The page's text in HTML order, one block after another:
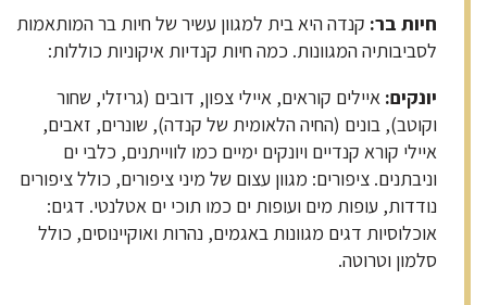
חיות בר: קנדה היא בית למגוון עשיר של חיות בר המותאמות
לסביבותיה המגוונות. כמה חיות קנדיות איקוניות כוללות:
יונקים: איילים קוראים, איילי צפון, דובים (גריזלי, שחור
וקוטב), בונים (החיה הלאומית של קנדה), שונרים, זאבים,
איילי קורא קנדיים ויונקים ימיים כמו לווייתנים, כלבי ים
וניבתנים. ציפורים: מגוון עצום של מיני ציפורים, כולל ציפורים
נודדות, עופות מים ועופות ים כמו תוכי ים אטלנטי. דגים:
אוכלוסיות דגים מגוונות באגמים, נהרות ואוקיינוסים, כולל
סלמון וטרוטה.